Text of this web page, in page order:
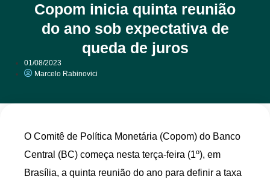
Copom inicia quinta reunião
do ano sob expectativa de
queda de juros
01/08/2023
Marcelo Rabinovici
O Comitê de Política Monetária (Copom) do Banco
Central (BC) começa nesta terça-feira (1º), em
Brasília, a quinta reunião do ano para definir a taxa